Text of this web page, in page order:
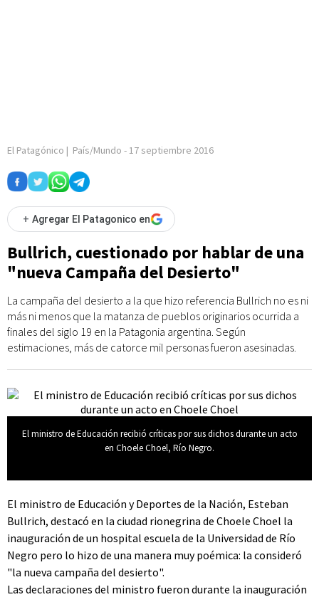
El Patagónico | País/Mundo - 17 septiembre 2016
+ Agregar El Patagonico en
Bullrich, cuestionado por hablar de una
"nueva Campaña del Desierto"
La campaña del desierto a la que hizo referencia Bullrich no es ni
más ni menos que la matanza de pueblos originarios ocurrida a
finales del siglo 19 en la Patagonia argentina. Según
estimaciones, más de catorce mil personas fueron asesinadas.
El ministro de Educación recibió críticas por sus dichos durante un acto
en Choele Choel, Río Negro.
El ministro de Educación y Deportes de la Nación, Esteban
Bullrich, destacó en la ciudad rionegrina de Choele Choel la
inauguración de un hospital escuela de la Universidad de Río
Negro pero lo hizo de una manera muy poémica: la consideró
"la nueva campaña del desierto".
Las declaraciones del ministro fueron durante la inauguración